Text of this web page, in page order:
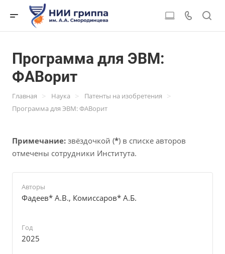
Программа для ЭВМ:
ФАВорит
Главная > Наука > Патенты на изобретения >
Программа для ЭВМ: ФАВорит
Примечание: звёздочкой (*) в списке авторов
отмечены сотрудники Института.
Авторы
Фадеев* А.В., Комиссаров* А.Б.
Год
2025